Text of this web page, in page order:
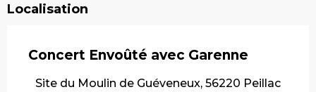
Localisation
Concert Envoûté avec Garenne
Site du Moulin de Guéveneux, 56220 Peillac